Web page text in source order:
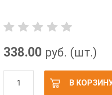
338.00 руб. (шт.)
В